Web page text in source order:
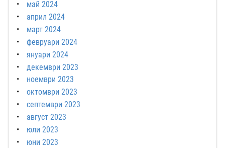
май 2024
април 2024
март 2024
февруари 2024
януари 2024
декември 2023
ноември 2023
октомври 2023
септември 2023
август 2023
юли 2023
юни 2023